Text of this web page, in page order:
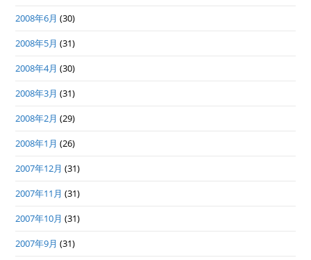
2008年6月 (30)
2008年5月 (31)
2008年4月 (30)
2008年3月 (31)
2008年2月 (29)
2008年1月 (26)
2007年12月 (31)
2007年11月 (31)
2007年10月 (31)
2007年9月 (31)